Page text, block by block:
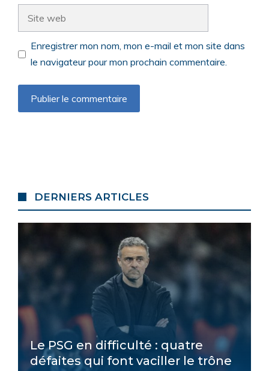
Enregistrer mon nom, mon e-mail et mon site dans
le navigateur pour mon prochain commentaire.
DERNIERS ARTICLES
Le PSG en difficulté : quatre
défaites qui font vaciller le trône